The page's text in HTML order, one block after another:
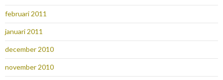
februari 2011
januari 2011
december 2010
november 2010